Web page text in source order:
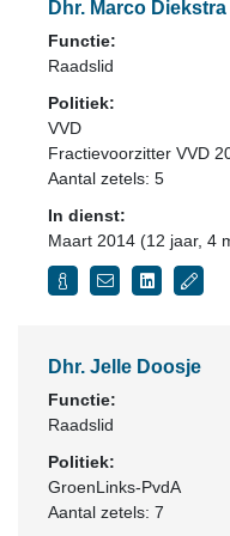
Dhr. Marco Diekstra
Functie:
Raadslid
Politiek:
VVD
Fractievoorzitter VVD
Aantal zetels: 5
In dienst:
Maart 2014 (12 jaar, 4
Dhr. Jelle Doosje
Functie:
Raadslid
Politiek:
GroenLinks-PvdA
Aantal zetels: 7